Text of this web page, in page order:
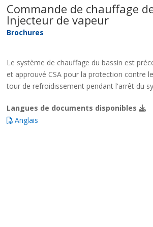
Commande de chauffage
Injecteur de vapeur
Brochures
Le système de chauffage du bassin est
et approuvé CSA pour la protection contre
tour de refroidissement pendant l'arrêt du
Langues de documents disponibles
Anglais